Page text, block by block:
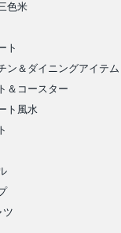
色米
ト
ン＆ダイニングアイテム
＆コースター
ト風水
ツ